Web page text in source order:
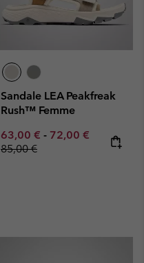
Sandale LEA Peakfreak
Rush™ Femme
Minimum sale price:
63,00 € - Maximum sale
72,00 € Regular
85,00 €